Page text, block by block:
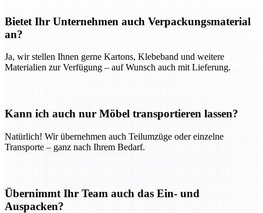
Bietet Ihr Unternehmen auch Verpackungsmaterial
an?
Ja, wir stellen Ihnen gerne Kartons, Klebeband und weitere
Materialien zur Verfügung – auf Wunsch auch mit Lieferung.
Kann ich auch nur Möbel transportieren lassen?
Natürlich! Wir übernehmen auch Teilumzüge oder einzelne
Transporte – ganz nach Ihrem Bedarf.
Übernimmt Ihr Team auch das Ein- und
Auspacken?